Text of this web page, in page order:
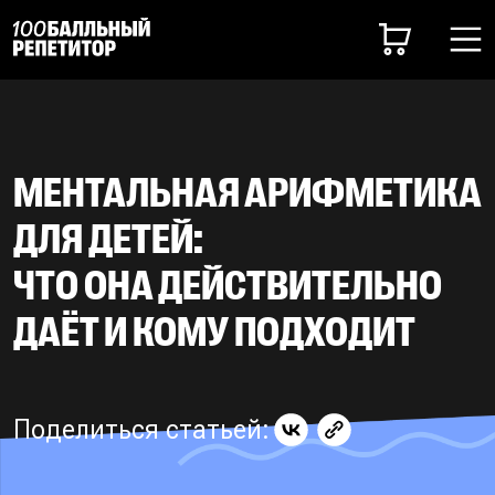
МЕНТАЛЬНАЯ АРИФМЕТИКА
ДЛЯ ДЕТЕЙ:
ЧТО ОНА ДЕЙСТВИТЕЛЬНО
ДАЁТ И КОМУ ПОДХОДИТ
Поделиться статьей: